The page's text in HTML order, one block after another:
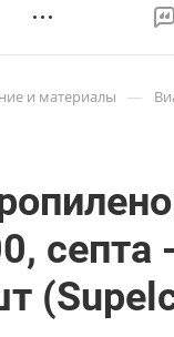
и материалы —
септа